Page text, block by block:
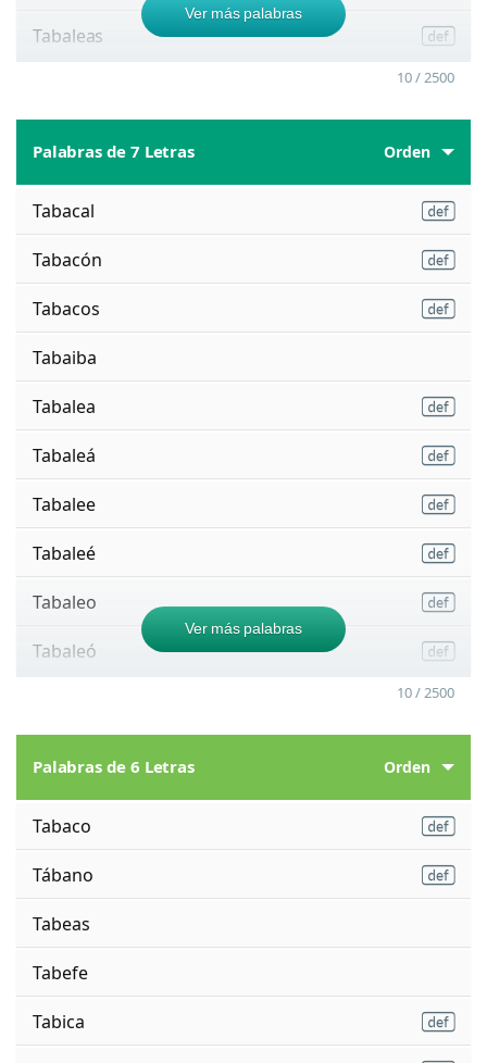
Tabaleas
Ver más palabras
10 / 2500
Palabras de 7 Letras Orden
Tabacal
Tabacón
Tabacos
Tabaiba
Tabalea
Tabaleá
Tabalee
Tabaleé
Tabaleo
Tabaleó
Ver más palabras
10 / 2500
Palabras de 6 Letras Orden
Tabaco
Tábano
Tabeas
Tabefe
Tabica